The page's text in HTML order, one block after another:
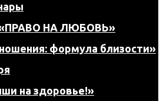
«ПРАВО НА ЛЮБОВЬ»
формула близости»
на здоровье!»